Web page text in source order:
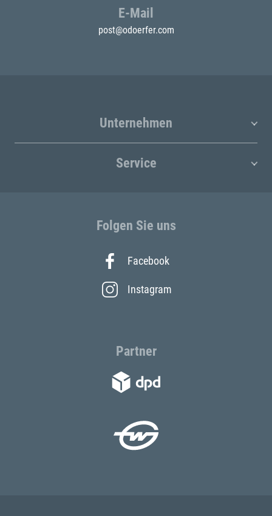
E-Mail
post@odoerfer.com
Unternehmen
Service
Folgen Sie uns
Facebook
Instagram
Partner